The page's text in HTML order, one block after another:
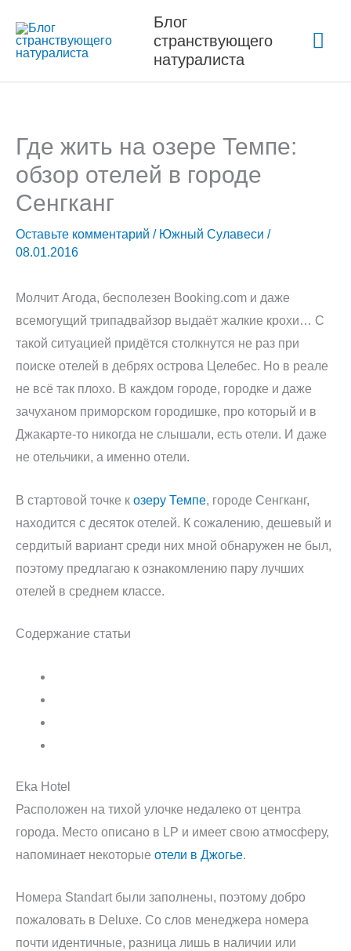
содержимому
Блог
странствующего
натуралиста
Где жить на озере Темпе:
обзор отелей в городе
Сенгканг
Оставьте комментарий / Южный Сулавеси /
08.01.2016
Молчит Агода, бесполезен Booking.com и даже
всемогущий трипадвайзор выдаёт жалкие крохи… С
такой ситуацией придётся столкнутся не раз при
поиске отелей в дебрях острова Целебес. Но в реале
не всё так плохо. В каждом городе, городке и даже
зачуханом приморском городишке, про который и в
Джакарте-то никогда не слышали, есть отели. И даже
не отельчики, а именно отели.
В стартовой точке к озеру Темпе, городе Сенгканг,
находится с десяток отелей. К сожалению, дешевый и
сердитый вариант среди них мной обнаружен не был,
поэтому предлагаю к ознакомлению пару лучших
отелей в среднем классе.
Содержание статьи
Eka Hotel
Расположен на тихой улочке недалеко от центра
города. Место описано в LP и имеет свою атмосферу,
напоминает некоторые отели в Джогье.
Номера Standart были заполнены, поэтому добро
пожаловать в Deluxe. Со слов менеджера номера
почти идентичные, разница лишь в наличии или